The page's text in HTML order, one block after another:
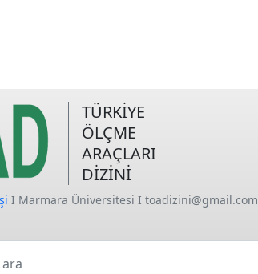
TÜRKİYE
ÖLÇME
ARAÇLARI
DİZİNİ
I Marmara Üniversitesi I toadizini@gmail.com
ara